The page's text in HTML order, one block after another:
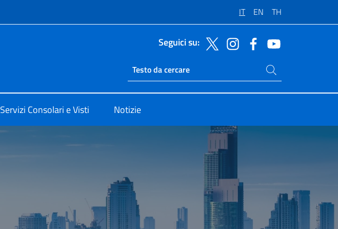
IT EN TH
Seguici su:
Ricerca sito live
Cerca nel sito
Servizi Consolari e Visti Notizie